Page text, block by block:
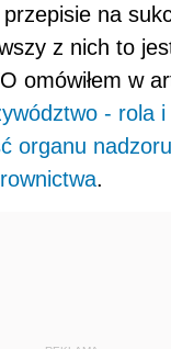
przepisie na
z nich to
omówiłem w
- rola i
organu
.